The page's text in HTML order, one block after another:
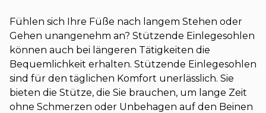
Fühlen sich Ihre Füße nach langem Stehen oder
Gehen unangenehm an? Stützende Einlegesohlen
können auch bei längeren Tätigkeiten die
Bequemlichkeit erhalten. Stützende Einlegesohlen
sind für den täglichen Komfort unerlässlich. Sie
bieten die Stütze, die Sie brauchen, um lange Zeit
ohne Schmerzen oder Unbehagen auf den Beinen